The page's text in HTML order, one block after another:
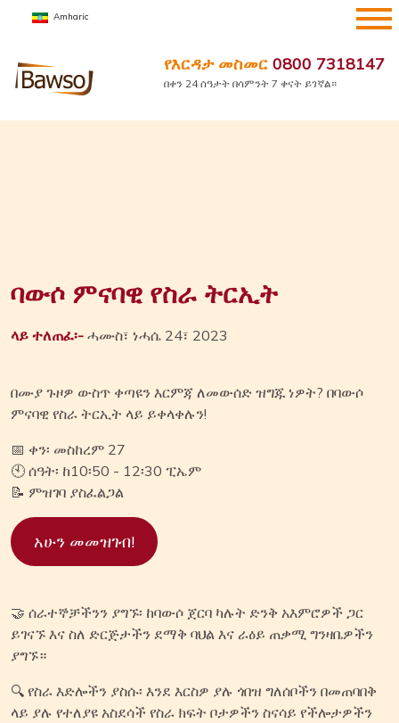
Amharic
የእርዳታ መስመር 0800 7318147
በቀን 24 ሰዓታት በሳምንት 7 ቀናት ይገኛል።
ባውሶ ምናባዊ የስራ ትርኢት
ላይ ተለጠፈ፡- ሓሙስ፣ ነሓሴ 24፣ 2023
በሙያ ጉዞዎ ውስጥ ቀጣዩን እርምጃ ለመውሰድ ዝግጁ ነዎት? በባውሶ
ምናባዊ የስራ ትርኢት ላይ ይቀላቀሉን!
📅 ቀን፡ መስከረም 27
🕙 ሰዓት፡ ከ10፡50 - 12፡30 ፒኤም
📝 ምዝገባ ያስፈልጋል
አሁን መመዝገብ!
🤝 ሰራተኞቻችንን ያግኙ፡ ከባውሶ ጀርባ ካሉት ድንቅ አእምሮዎች ጋር
ይገናኙ እና ስለ ድርጅታችን ደማቅ ባህል እና ራዕይ ጠቃሚ ግንዛቤዎችን
ያግኙ።
🔍 የስራ እድሎችን ያስሱ፡ እንደ እርስዎ ያሉ ጎበዝ ግለሰቦችን በመጠባበቅ
ላይ ያሉ የተለያዩ አስደሳች የስራ ክፍት ቦታዎችን ስናሳይ የችሎታዎችን